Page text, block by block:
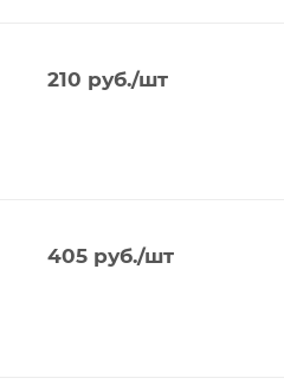
210 руб./шт
405руб./шт